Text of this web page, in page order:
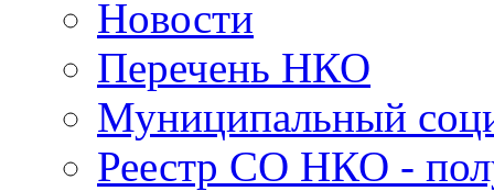
Новости
Перечень НКО
Муниципальный
Реестр СО НКО -